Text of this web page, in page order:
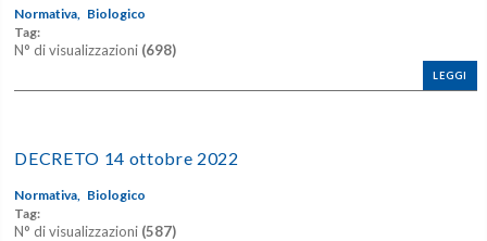
Normativa, Biologico
Tag:
N° di visualizzazioni (698)
LEGGI
DECRETO 14 ottobre 2022
Normativa,
Biologico
Tag:
N° di visualizzazioni (587)